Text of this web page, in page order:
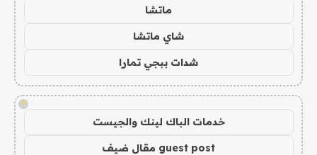
ماتشا
شاي ماتشا
شدات ببجي تمارا
!
خدمات الباك لينك والجيست
guest post مقال ضيف